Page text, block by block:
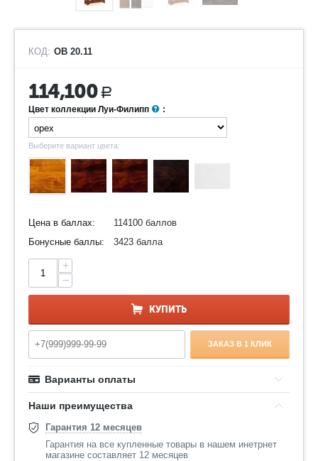
КОД: ОВ 20.11
114,100 Р
Цвет коллекции Луи-Филипп :
Выберите вариант цвета:
Цена в баллах:
114100 баллов
Бонусные баллы:
3423 балла
+
−
КУПИТЬ
ЗАКАЗ В 1 КЛИК
Варианты оплаты
Наши преимущества
Гарантия 12 месяцев
Гарантия на все купленные товары в нашем инетрнет
магазине составляет 12 месяцев